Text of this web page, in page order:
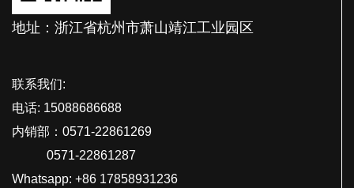
地址：浙江省杭州市萧山靖江工业园区
联系我们:
电话: 15088686688
内销部：0571-22861269
0571-22861287
Whatsapp: +86 17858931236